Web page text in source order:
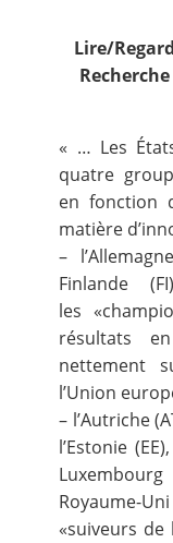
Nous suivre
Lire/
« … Les
quatre
en fonction
matière
–
Finlande
les
résultats
nettement
l’Union
– l’Autriche
l’Estonie
Royaume-
«suiveurs de